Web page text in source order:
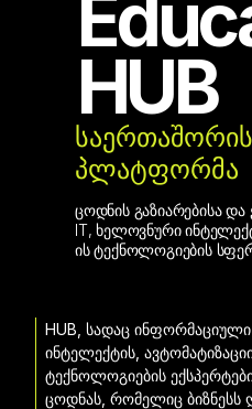
HUB
პლატფორმა
ცოდნის გაზიარებისა და
IT, ხელოვნური
ის ტექნოლოგიების
HUB, სადაც
ინტელექტის,
ტექნოლოგიების
ცოდნას, რომელიც ბიზნესს